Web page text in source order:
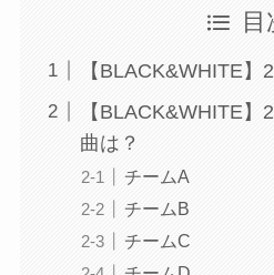
目
【BLACK&WHITE】
【BLACK&WHITE
曲は？
チームA
チームB
チームC